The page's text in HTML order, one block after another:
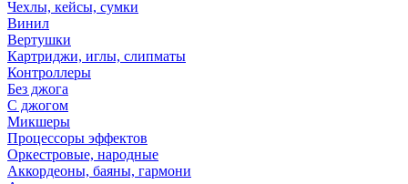
Чехлы, кейсы, сумки
Винил
Вертушки
Картриджи, иглы, слипматы
Контроллеры
Без джога
С джогом
Микшеры
Процессоры эффектов
Оркестровые, народные
Аккордеоны, баяны, гармони